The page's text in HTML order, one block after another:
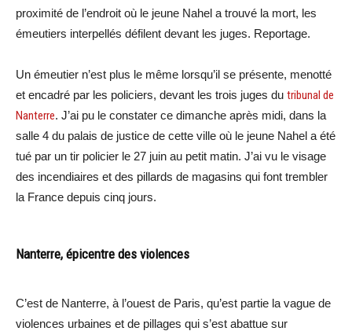
proximité de l’endroit où le jeune Nahel a trouvé la mort, les
émeutiers interpellés défilent devant les juges. Reportage.
Un émeutier n’est plus le même lorsqu’il se présente, menotté
et encadré par les policiers, devant les trois juges du tribunal de
Nanterre. J’ai pu le constater ce dimanche après midi, dans la
salle 4 du palais de justice de cette ville où le jeune Nahel a été
tué par un tir policier le 27 juin au petit matin. J’ai vu le visage
des incendiaires et des pillards de magasins qui font trembler
la France depuis cinq jours.
Nanterre, épicentre des violences
C’est de Nanterre, à l’ouest de Paris, qu’est partie la vague de
violences urbaines et de pillages qui s’est abattue sur